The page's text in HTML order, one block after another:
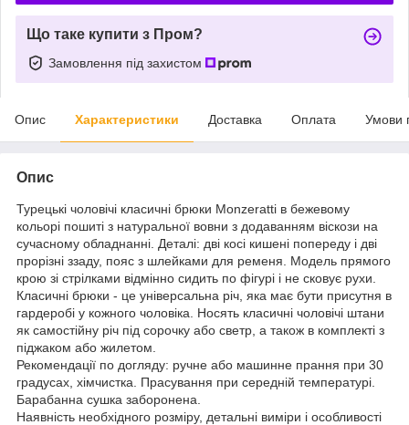
Що таке купити з Пром?
Замовлення під захистом
Опис Характеристики Доставка Оплата Умови
Опис
Турецькі чоловічі класичні брюки Monzeratti в бежевому
кольорі пошиті з натуральної вовни з додаванням віскози на
сучасному обладнанні. Деталі: дві косі кишені попереду і дві
прорізні ззаду, пояс з шлейками для ременя. Модель прямого
крою зі стрілками відмінно сидить по фігурі і не сковує рухи.
Класичні брюки - це універсальна річ, яка має бути присутня в
гардеробі у кожного чоловіка. Носять класичні чоловічі штани
як самостійну річ під сорочку або светр, а також в комплекті з
піджаком або жилетом.
Рекомендації по догляду: ручне або машинне прання при 30
градусах, хімчистка. Прасування при середній температурі.
Барабанна сушка заборонена.
Наявність необхідного розміру, детальні виміри і особливості